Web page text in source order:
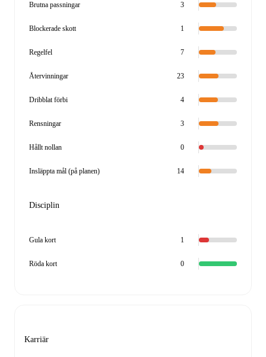
Brutna passningar 3
Blockerade skott 1
Regelfel 7
Återvinningar 23
Dribblat förbi 4
Rensningar 3
Hållt nollan 0
Insläppta mål (på planen) 14
Disciplin
Gula kort 1
Röda kort 0
Karriär